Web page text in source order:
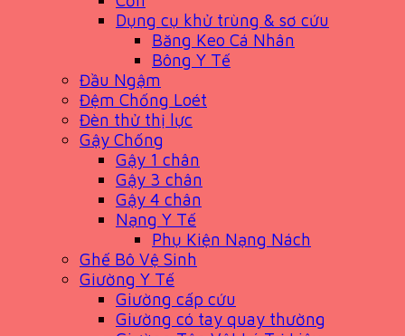
Dụng cụ khử trùng & sơ cứu
Băng Keo Cá Nhân
Bông Y Tế
Đầu Ngậm
Đệm Chống Loét
Đèn thử thị lực
Gậy Chống
Gậy 1 chân
Gậy 3 chân
Gậy 4 chân
Nạng Y Tế
Phụ Kiện Nạng Nách
Ghế Bô Vệ Sinh
Giường Y Tế
Giường cấp cứu
Giường có tay quay thường